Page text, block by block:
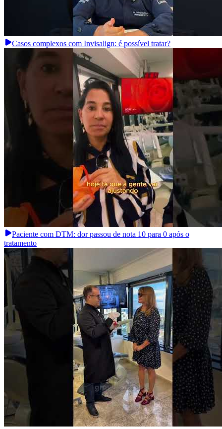
Casos complexos com Invisalign: é possível tratar?
Paciente com DTM: dor passou de nota 10 para 0 após o
tratamento